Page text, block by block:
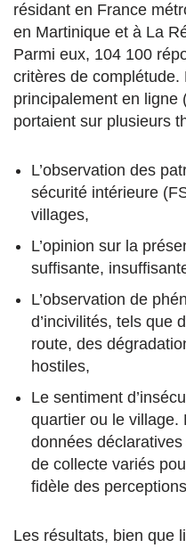
résidant en France
en Martinique et à La
Parmi eux, 104 100
critères de
principalement en ligne
portaient sur plusieurs
L’observation des
sécurité intérieure
villages,
L’opinion sur la
suffisante,
L’observation de
d’incivilités, tels que
route, des
hostiles,
Le sentiment
quartier ou le village.
données
de collecte variés
fidèle des
Les résultats, bien que